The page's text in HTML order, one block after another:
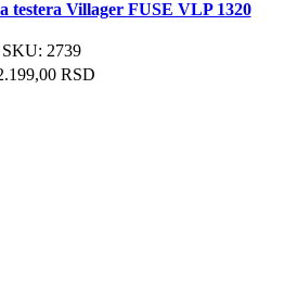
testera Villager FUSE VLP 1320
SKU: 2739
RSD